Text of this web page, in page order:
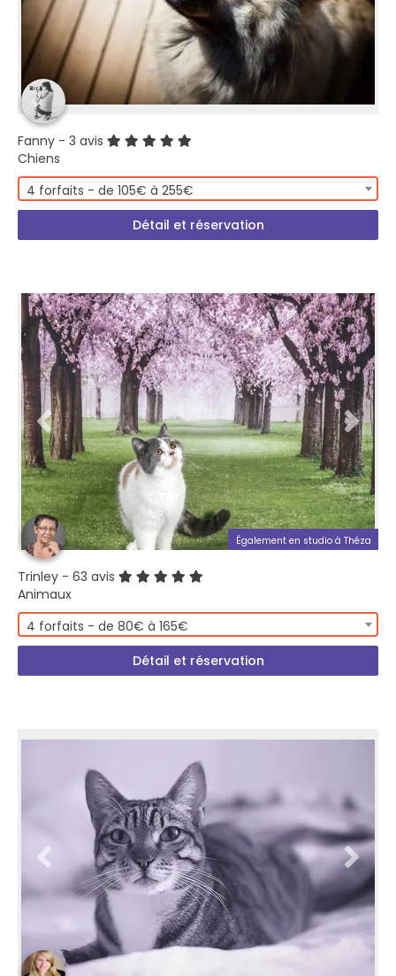
Fanny - 3 avis
Chiens
4 forfaits - de 105€ à 255€
Détail et réservation
Également en studio à Théza
Trinley - 63 avis
Animaux
4 forfaits - de 80€ à 165€
Détail et réservation